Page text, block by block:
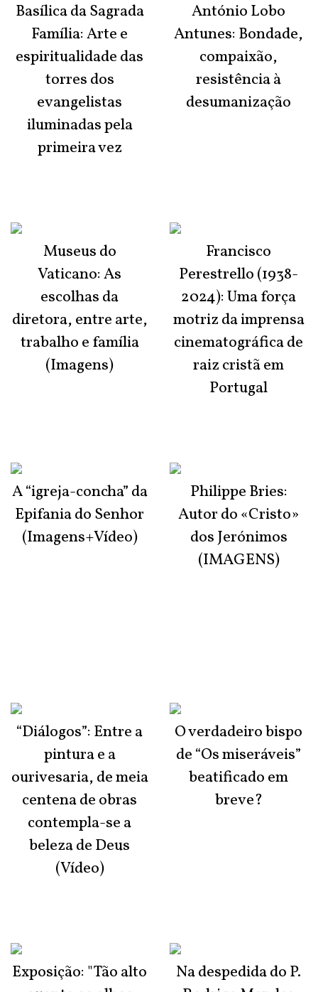
Basílica da Sagrada
Família: Arte e
espiritualidade das
torres dos
evangelistas
iluminadas pela
primeira vez
Museus do
Vaticano: As
escolhas da
diretora, entre arte,
trabalho e família
(Imagens)
A “igreja-concha” da
Epifania do Senhor
(Imagens+Vídeo)
“Diálogos”: Entre a
pintura e a
ourivesaria, de meia
centena de obras
contempla-se a
beleza de Deus
(Vídeo)
Exposição: "Tão alto
António Lobo
Antunes: Bondade,
compaixão,
resistência à
desumanização
Francisco
Perestrello (1938-
2024): Uma força
motriz da imprensa
cinematográfica de
raiz cristã em
Portugal
Philippe Bries:
Autor do «Cristo»
dos Jerónimos
(IMAGENS)
O verdadeiro bispo
de “Os miseráveis”
beatificado em
breve?
Na despedida do P.